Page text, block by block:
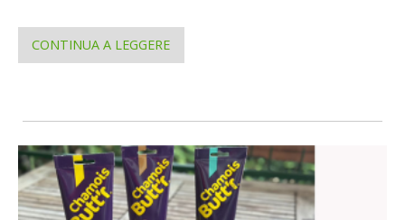
CONTINUA A LEGGERE